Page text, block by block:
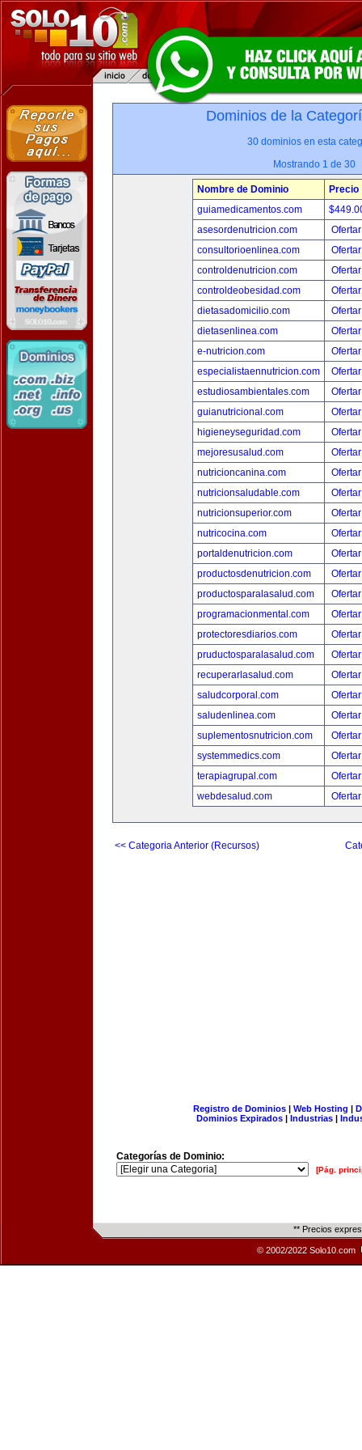
Dominios de la
30 dominios en esta
Mostrando 1 de 30
Nombre de Dominio
Precio
guiamedicamentos.com
asesordenutricion.com
consultorioenlinea.com
controldenutricion.com
controldeobesidad.com
dietasadomicilio.com
dietasenlinea.com
e-nutricion.com
especialistaennutricion.com
estudiosambientales.com
guianutricional.com
higieneyseguridad.com
mejoresusalud.com
nutricioncanina.com
nutricionsaludable.com
nutricionsuperior.com
nutricocina.com
portaldenutricion.com
productosdenutricion.com
productosparalasalud.com
programacionmental.com
protectoresdiarios.com
pruductosparalasalud.com
recuperarlasalud.com
saludcorporal.com
saludenlinea.com
suplementosnutricion.com
systemmedics.com
terapiagrupal.com
webdesalud.com
<< Categoria Anterior (Recursos)
Registro de Dominios| Web Hosting |
Dominios Expirados | Industrias |
Categorías de Dominio:
[Pág.
** Precios
© 2002/2022 Solo10.com